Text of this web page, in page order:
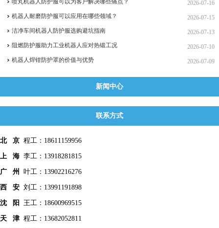
2026-07-16
喷丸机器人防护服可以为客户解决哪些痛点？
2026-07-15
机器人耐磨防护服可以应用在哪些领域？
2026-07-13
洁净车间机器人防护服选购避坑指南
2026-07-10
阻燃防护服助力工业机器人应对热锻工况
2026-07-09
机器人焊钳防护罩的价值与优势
新闻中心
联系方式
北 京 程工：18611159956
上 海 李工：13918281815
广 州 叶工：13902216276
西 安 刘工：13991191898
沈 阳 王工：18600969515
天 津 程工：13682052811